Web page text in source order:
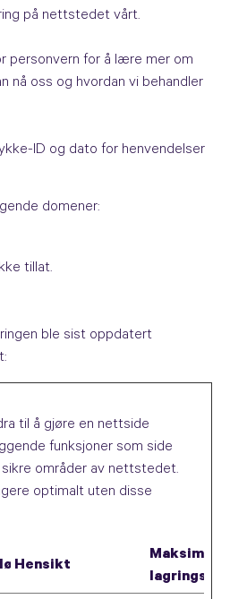
på nettstedet vårt.
personvern for å lære mer om
nå oss og hvordan vi behandler
ID og dato for henvendelser
domener:
tillat.
ble sist oppdatert
:
til å gjøre en nettside
funksjoner som side
områder av nettstedet.
optimalt uten disse
Hensikt
Maksimal